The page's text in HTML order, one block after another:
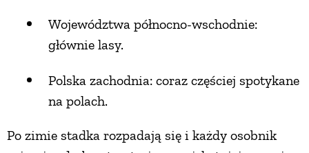
Województwa północno-wschodnie:
głównie lasy.
Polska zachodnia: coraz częściej spotykane
na polach.
Po zimie stadka rozpadają się i każdy osobnik